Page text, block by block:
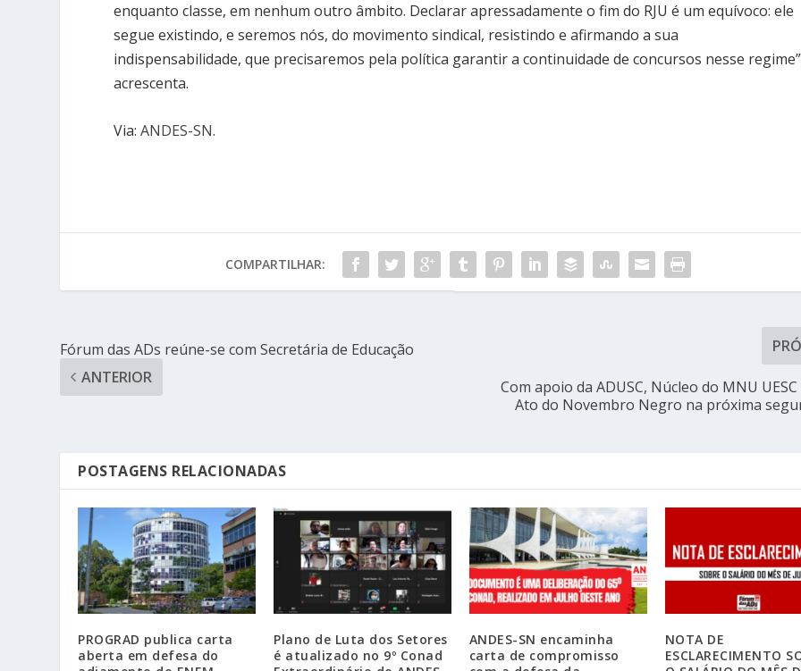
enquanto classe, em nenhum outro âmbito. Declarar apressadamente o fim do RJU é um equívoco: ele
segue existindo, e seremos nós, do movimento sindical, resistindo e afirmando a sua
indispensabilidade, que precisaremos pela política garantir a continuidade de concursos nesse
acrescenta.
Via:ANDES-SN.
COMPARTILHAR:
Fórum das ADs reúne-se com Secretária de Educação
ANTERIOR
Com apoio da ADUSC, Núcleo do MNU
Ato do Novembro Negro na próxima
POSTAGENS RELACIONADAS
PROGRAD publica carta
aberta em defesa do
Plano de Luta dos Setores
é atualizado no 9º Conad
ANDES-SN encaminha
carta de compromisso
NOTA DE
ESCLARECIMENTO